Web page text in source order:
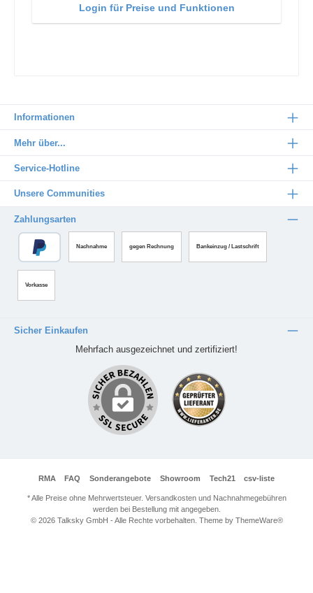
Login für Preise und Funktionen
Informationen
Mehr über...
Service-Hotline
Unsere Communities
Zahlungsarten
Nachnahme gegen Rechnung Bankeinzug / Lastschrift
Vorkasse
Sicher Einkaufen
Mehrfach ausgezeichnet und zertifiziert!
RMA FAQ Sonderangebote Showroom Tech21 csv-liste
* Alle Preise ohne Mehrwertsteuer. Versandkosten und Nachnahmegebühren
werden bei Bestellung mit angegeben.
© 2026 Talksky GmbH - Alle Rechte vorbehalten. Theme by ThemeWare®